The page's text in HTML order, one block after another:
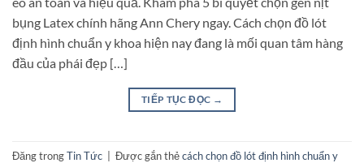
bụng Latex chính hãng Ann Chery ngay. Cách chọn đồ lót
định hình chuẩn y khoa hiện nay đang là mối quan tâm hàng
đầu của phái đẹp […]
TIẾP TỤC ĐỌC →
Đăng trongTin Tức Được gắn thẻcách chọn đồ lót định hình chuẩn y